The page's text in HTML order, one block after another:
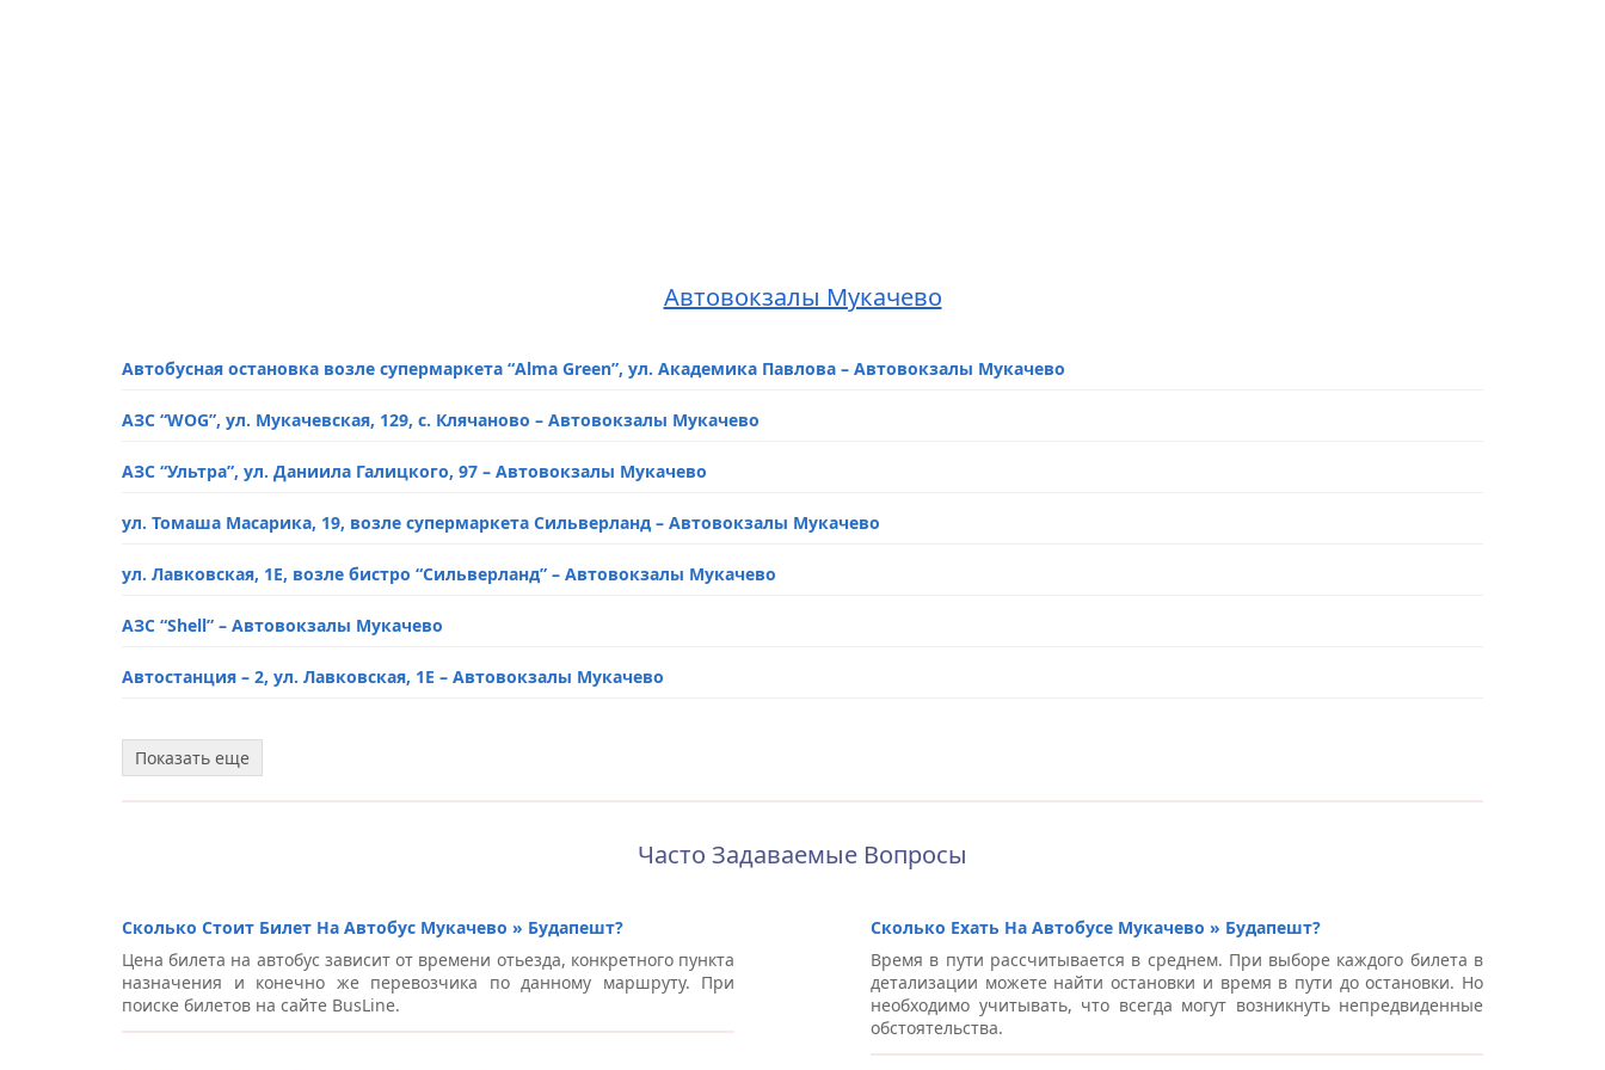
Автовокзалы Мукачево
Автобусная остановка возле супермаркета “Alma Green”, ул. Академика Павлова – Автовокзалы Мукачево
АЗС “WOG”, ул. Мукачевская, 129, с. Клячаново – Автовокзалы Мукачево
АЗС “Ультра”, ул. Даниила Галицкого, 97 – Автовокзалы Мукачево
ул. Томаша Масарика, 19, возле супермаркета Сильверланд – Автовокзалы Мукачево
ул. Лавковская, 1Е, возле бистро “Сильверланд” – Автовокзалы Мукачево
АЗС “Shell” – Автовокзалы Мукачево
Автостанция – 2, ул. Лавковская, 1Е – Автовокзалы Мукачево
ул. Даниила Галицкого, 100 (АЗС “МОТО”) – Автовокзалы Мукачево
Автовокзал, ул. Академика Павлова, 214 – Автовокзалы Мукачево
Автовокзал, ул. Академика Павлова, 14/16 – Автовокзалы Мукачево
Показать еще
Часто Задаваемые Вопросы
Сколько Стоит Билет На Автобус Мукачево » Будапешт?
Цена билета на автобус зависит от времени отьезда, конкретного пункта
назначения и конечно же перевозчика по данному маршруту. При
поиске билетов на сайте BusLine.
Сколько Ехать На Автобусе Мукачево » Будапешт?
Время в пути рассчитывается в среднем. При выборе каждого билета в
детализации можете найти остановки и время в пути до остановки. Но
необходимо учитывать, что всегда могут возникнуть непредвиденные
обстоятельства.